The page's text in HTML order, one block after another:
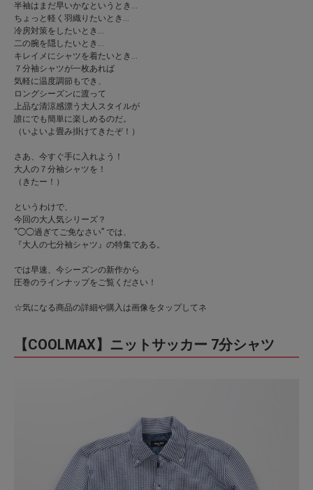
半袖はまだ早いかなというとき…
ちょっと軽く羽織りたいとき…
冷房対策をしたいとき…
二の腕を隠したいとき…
キレイメにシャツを着たいとき…
７分袖シャツが一枚あれば
気軽に温度調節もでき、
ロングシーズンに渡って
上品な清涼感漂う大人スタイルが
誰にでも簡単に楽しめるのだ。
（いよいよ畳み掛けてきたぞ！）
さあ、今すぐ手に入れよう！
大人の７分袖シャツを！
（きたー！）
というわけで、
今回の大人気シリーズ？
“◯◯過ぎてご免なさい” では、
『大人の七分袖シャツ』の特集である。
では早速、今シーズンの新作から
圧巻のラインナップをご覧ください！
☆気になる商品の詳細や購入は画像をタップしてネ
【COOLMAX】ニットサッカー 7分シャツ